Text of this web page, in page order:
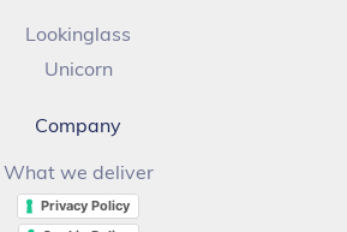
Lookinglass
Unicorn
Company
What we deliver
Privacy Policy